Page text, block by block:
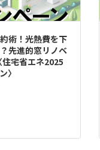
術！光熱費を下
先進的窓リノベ
宅省エネ2025
〉